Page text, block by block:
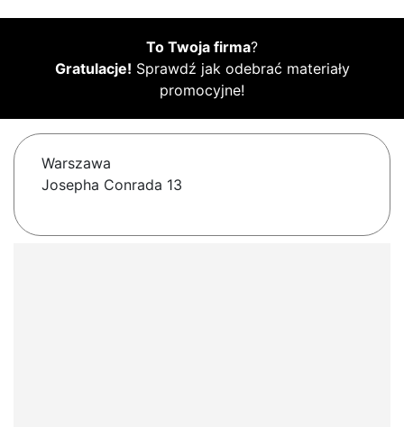
To Twoja firma?
Gratulacje! Sprawdź jak odebrać materiały
promocyjne!
Warszawa
Josepha Conrada 13